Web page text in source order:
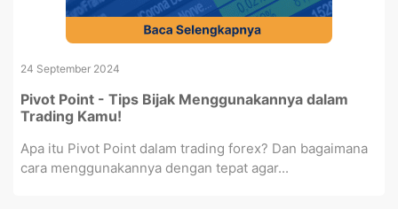
24 September 2024
Pivot Point - Tips Bijak Menggunakannya dalam
Trading Kamu!
Apa itu Pivot Point dalam trading forex? Dan bagaimana
cara menggunakannya dengan tepat agar...